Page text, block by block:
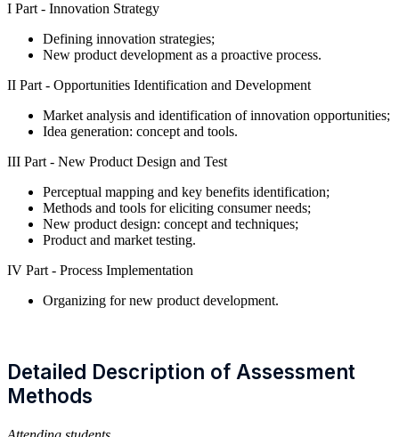
I Part - Innovation Strategy
Defining innovation strategies;
New product development as a proactive process.
II Part - Opportunities Identification and Development
Market analysis and identification of innovation opportunities;
Idea generation: concept and tools.
III Part - New Product Design and Test
Perceptual mapping and key benefits identification;
Methods and tools for eliciting consumer needs;
New product design: concept and techniques;
Product and market testing.
IV Part - Process Implementation
Organizing for new product development.
Detailed Description of Assessment
Methods